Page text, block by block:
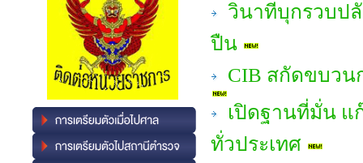
วินาทีบุกรวบป
ปืน
CIB สกัดขบวน
เปิดฐานที่มั่น แ
ทั่วประเทศ